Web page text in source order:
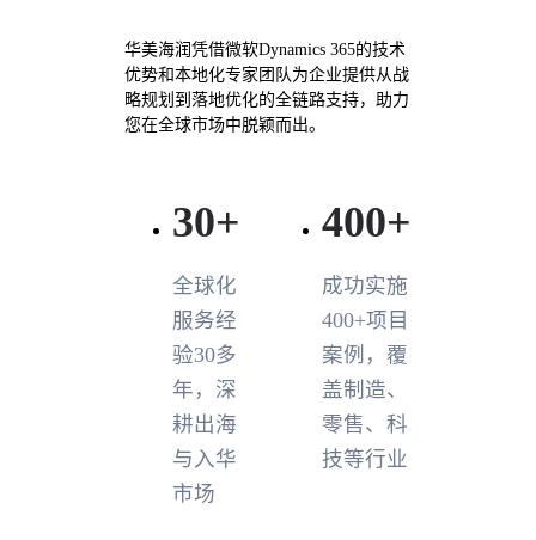
华美海润凭借微软Dynamics 365的技术
优势和本地化专家团队为企业提供从战
略规划到落地优化的全链路支持，助力
您在全球市场中脱颖而出。
30+
全球化
服务经
验30多
年，深
耕出海
与入华
市场
400+
成功实施
400+项目
案例，覆
盖制造、
零售、科
技等行业